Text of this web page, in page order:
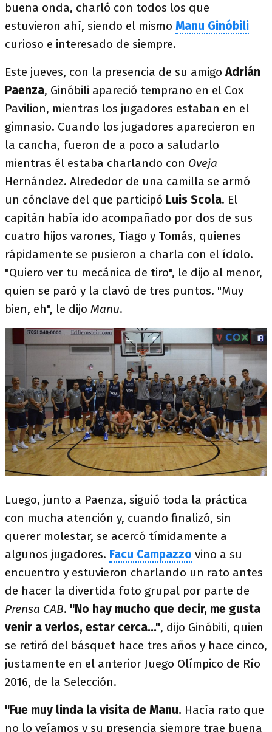
buena onda, charló con todos los que
estuvieron ahí, siendo el mismo Manu Ginóbili
curioso e interesado de siempre.
Este jueves, con la presencia de su amigo Adrián
Paenza, Ginóbili apareció temprano en el Cox
Pavilion, mientras los jugadores estaban en el
gimnasio. Cuando los jugadores aparecieron en
la cancha, fueron de a poco a saludarlo
mientras él estaba charlando con Oveja
Hernández. Alrededor de una camilla se armó
un cónclave del que participó Luis Scola. El
capitán había ido acompañado por dos de sus
cuatro hijos varones, Tiago y Tomás, quienes
rápidamente se pusieron a charla con el ídolo.
"Quiero ver tu mecánica de tiro", le dijo al menor,
quien se paró y la clavó de tres puntos. "Muy
bien, eh", le dijo Manu.
Luego, junto a Paenza, siguió toda la práctica
con mucha atención y, cuando finalizó, sin
querer molestar, se acercó tímidamente a
algunos jugadores. Facu Campazzo vino a su
encuentro y estuvieron charlando un rato antes
de hacer la divertida foto grupal por parte de
Prensa CAB. "No hay mucho que decir, me gusta
venir a verlos, estar cerca...", dijo Ginóbili, quien
se retiró del básquet hace tres años y hace cinco,
justamente en el anterior Juego Olímpico de Río
2016, de la Selección.
"Fue muy linda la visita de Manu. Hacía rato que
no lo veíamos y su presencia siempre trae buena